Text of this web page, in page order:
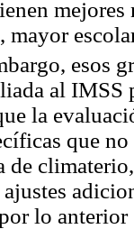
mayor
esos
al IMSS
la
que
de
lo anterior